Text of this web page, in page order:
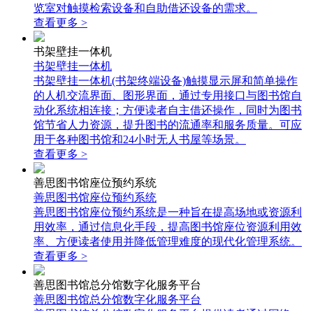
览室对触摸检索设备和自助借还设备的需求。
查看更多 >
书架壁挂一体机
书架壁挂一体机
书架壁挂一体机(书架终端设备)触摸显示屏和简单操作
的人机交流界面、图形界面，通过专用接口与图书馆自
动化系统相连接；方便读者自主借还操作，同时为图书
馆节省人力资源，提升图书的流通率和服务质量。可应
用于各种图书馆和24小时无人书屋等场景。
查看更多 >
善思图书馆座位预约系统
善思图书馆座位预约系统
善思图书馆座位预约系统是一种旨在提高场地或资源利
用效率，通过信息化手段，提高图书馆座位资源利用效
率、方便读者使用并降低管理难度的现代化管理系统。
查看更多 >
善思图书馆总分馆数字化服务平台
善思图书馆总分馆数字化服务平台